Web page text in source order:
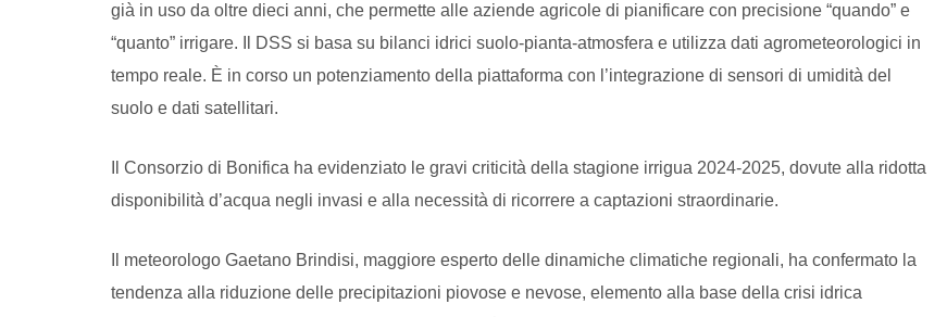
già in uso da oltre dieci anni, che permette alle aziende agricole di pianificare con precisione “quando” e
“quanto” irrigare. Il DSS si basa su bilanci idrici suolo-pianta-atmosfera e utilizza dati agrometeorologici in
tempo reale. È in corso un potenziamento della piattaforma con l’integrazione di sensori di umidità del
suolo e dati satellitari.
Il Consorzio di Bonifica ha evidenziato le gravi criticità della stagione irrigua 2024-2025, dovute alla ridotta
disponibilità d’acqua negli invasi e alla necessità di ricorrere a captazioni straordinarie.
Il meteorologo Gaetano Brindisi, maggiore esperto delle dinamiche climatiche regionali, ha confermato la
tendenza alla riduzione delle precipitazioni piovose e nevose, elemento alla base della crisi idrica